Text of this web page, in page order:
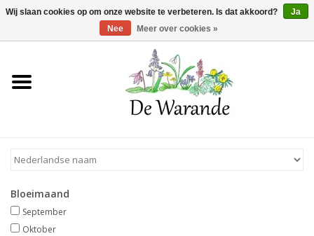
Winkelwagen >0 Artikelen - €0,00
Home
Voorjaarsbloeiers
Zomerbloeiers
Bloeimaand
September
Oktober
Wij slaan cookies op om onze website te verbeteren. Is dat akkoord?
Ja
Nee
Meer over cookies »